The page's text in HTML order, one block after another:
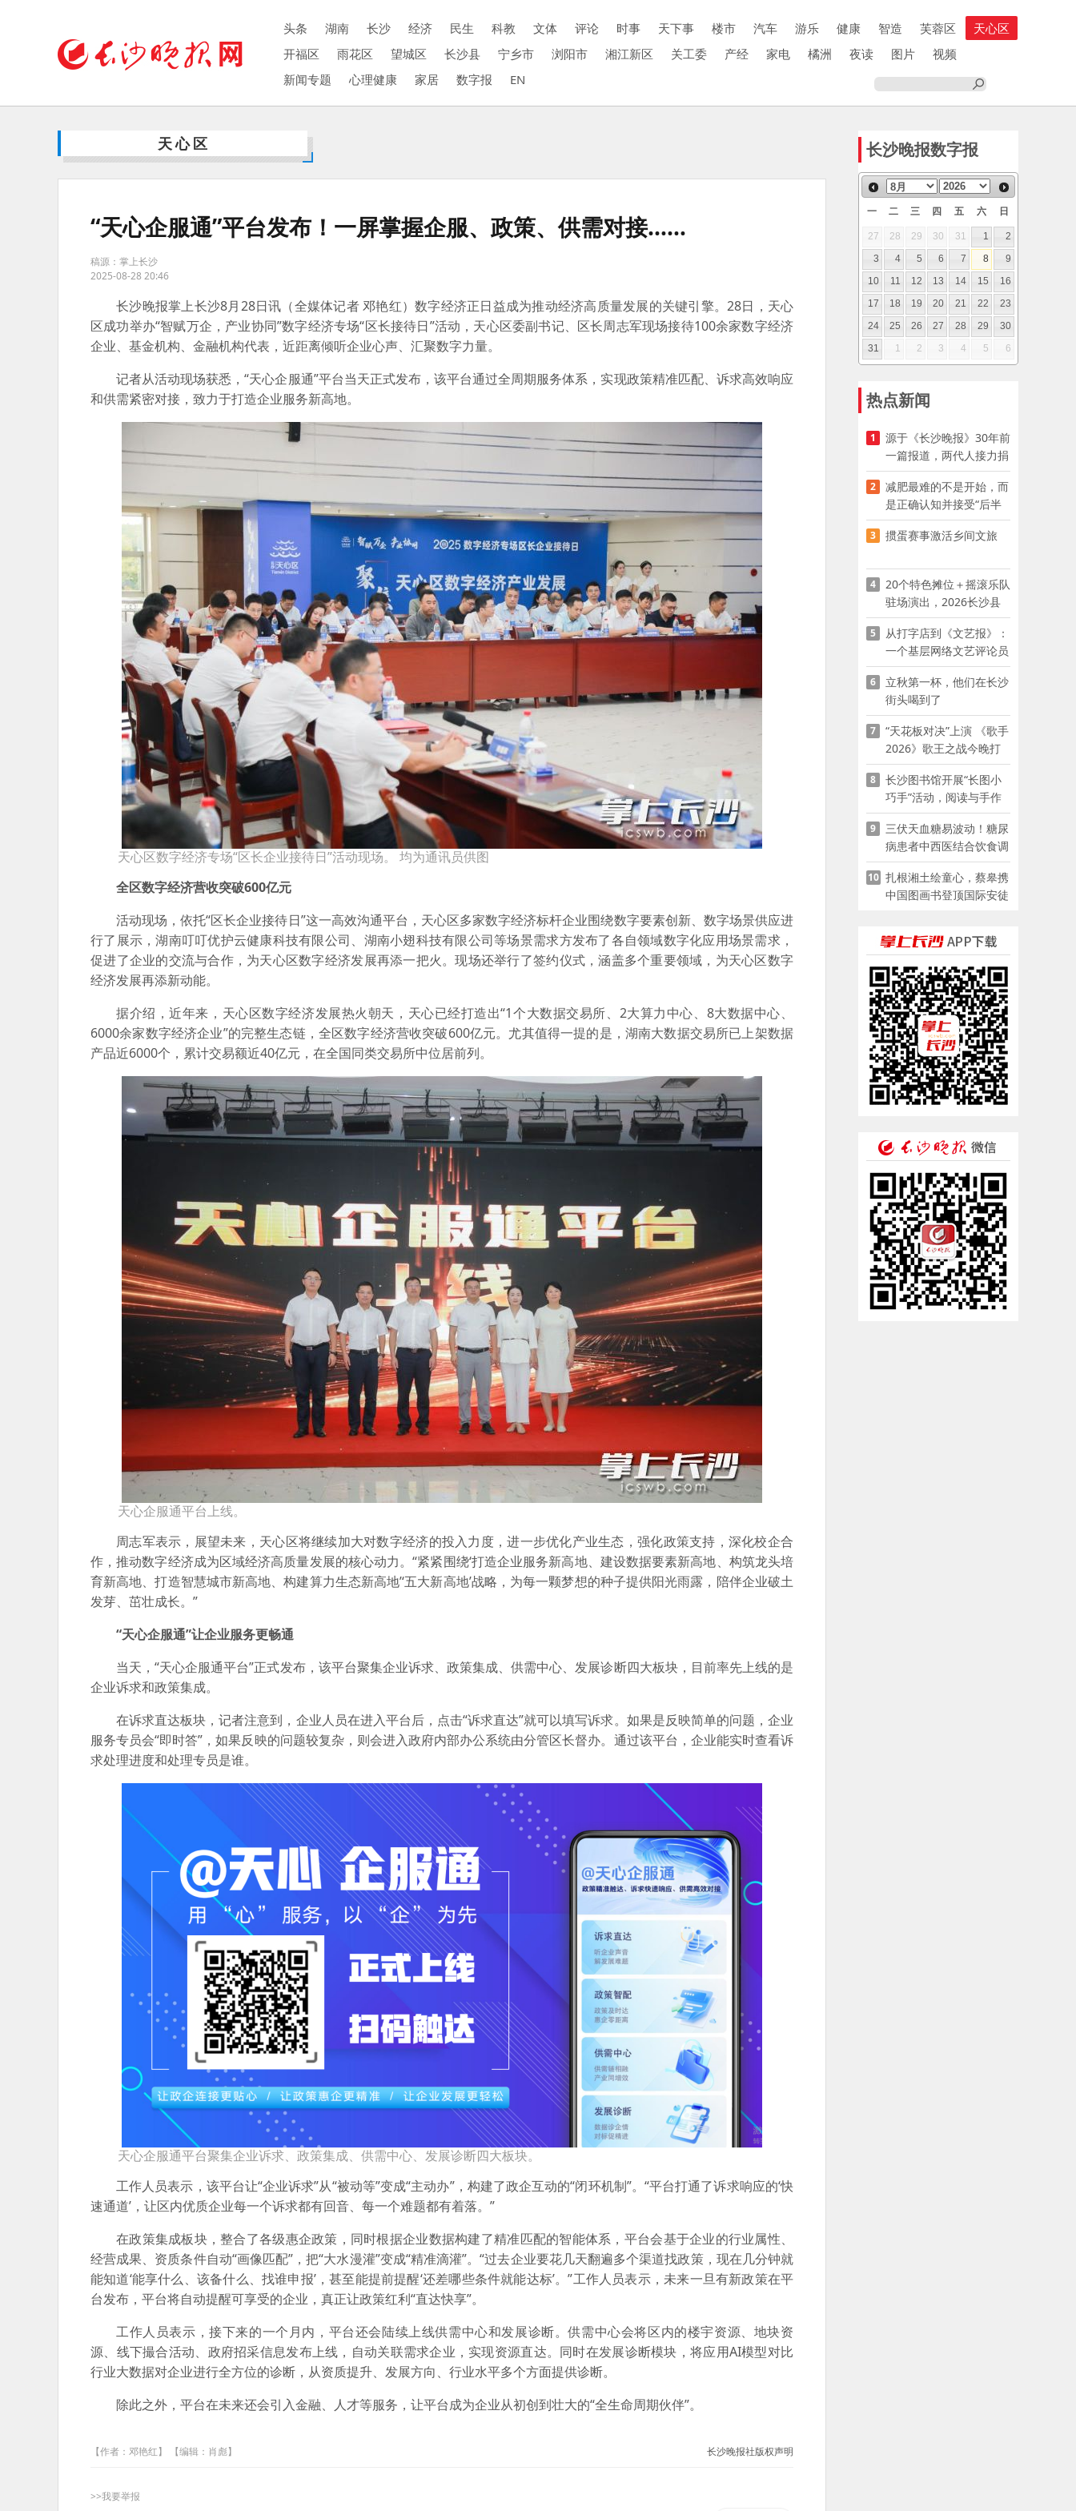
头条 湖南 长沙 经济 民生 科教 文体 评论 时事 天下事 楼市 汽车 游乐 健康 智造 芙蓉区
天心区
开福区
雨花区 望城区 长沙县 宁乡市 浏阳市 湘江新区 关工委 产经 家电 橘洲 夜读 图片
视频
新闻专题
心理健康 家居 数字报 EN
天心区
“天心企服通”平台发布！一屏掌握企服、政策、供需对接……
稿源：掌上长沙
2025-08-28 20:46
长沙晚报掌上长沙8月28日讯（全媒体记者 邓艳红）数字经济正日益成为推动经济高质量发展的关键引擎。28日，天心
区成功举办“智赋万企，产业协同”数字经济专场“区长接待日”活动，天心区委副书记、区长周志军现场接待100余家数字经济
企业、基金机构、金融机构代表，近距离倾听企业心声、汇聚数字力量。
记者从活动现场获悉，“天心企服通”平台当天正式发布，该平台通过全周期服务体系，实现政策精准匹配、诉求高效响应
和供需紧密对接，致力于打造企业服务新高地。
天心区数字经济专场“区长企业接待日”活动现场。 均为通讯员供图
全区数字经济营收突破600亿元
活动现场，依托“区长企业接待日”这一高效沟通平台，天心区多家数字经济标杆企业围绕数字要素创新、数字场景供应进
行了展示，湖南叮叮优护云健康科技有限公司、湖南小翅科技有限公司等场景需求方发布了各自领域数字化应用场景需求，
促进了企业的交流与合作，为天心区数字经济发展再添一把火。现场还举行了签约仪式，涵盖多个重要领域，为天心区数字
经济发展再添新动能。
据介绍，近年来，天心区数字经济发展热火朝天，天心已经打造出“1个大数据交易所、2大算力中心、8大数据中心、
6000余家数字经济企业”的完整生态链，全区数字经济营收突破600亿元。尤其值得一提的是，湖南大数据交易所已上架数据
产品近6000个，累计交易额近40亿元，在全国同类交易所中位居前列。
天心企服通平台上线。
周志军表示，展望未来，天心区将继续加大对数字经济的投入力度，进一步优化产业生态，强化政策支持，深化校企合
作，推动数字经济成为区域经济高质量发展的核心动力。“紧紧围绕‘打造企业服务新高地、建设数据要素新高地、构筑龙头培
育新高地、打造智慧城市新高地、构建算力生态新高地’‘五大新高地’战略，为每一颗梦想的种子提供阳光雨露，陪伴企业破土
发芽、茁壮成长。”
“天心企服通”让企业服务更畅通
当天，“天心企服通平台”正式发布，该平台聚集企业诉求、政策集成、供需中心、发展诊断四大板块，目前率先上线的是
企业诉求和政策集成。
在诉求直达板块，记者注意到，企业人员在进入平台后，点击“诉求直达”就可以填写诉求。如果是反映简单的问题，企业
服务专员会“即时答”，如果反映的问题较复杂，则会进入政府内部办公系统由分管区长督办。通过该平台，企业能实时查看诉
求处理进度和处理专员是谁。
天心企服通平台聚集企业诉求、政策集成、供需中心、发展诊断四大板块。
工作人员表示，该平台让“企业诉求”从“被动等”变成“主动办”，构建了政企互动的“闭环机制”。“平台打通了诉求响应的‘快
速通道’，让区内优质企业每一个诉求都有回音、每一个难题都有着落。”
在政策集成板块，整合了各级惠企政策，同时根据企业数据构建了精准匹配的智能体系，平台会基于企业的行业属性、
经营成果、资质条件自动“画像匹配”，把“大水漫灌”变成“精准滴灌”。“过去企业要花几天翻遍多个渠道找政策，现在几分钟就
能知道‘能享什么、该备什么、找谁申报’，甚至能提前提醒‘还差哪些条件就能达标’。”工作人员表示，未来一旦有新政策在平
台发布，平台将自动提醒可享受的企业，真正让政策红利“直达快享”。
工作人员表示，接下来的一个月内，平台还会陆续上线供需中心和发展诊断。供需中心会将区内的楼宇资源、地块资
源、线下撮合活动、政府招采信息发布上线，自动关联需求企业，实现资源直达。同时在发展诊断模块，将应用AI模型对比
行业大数据对企业进行全方位的诊断，从资质提升、发展方向、行业水平多个方面提供诊断。
除此之外，平台在未来还会引入金融、人才等服务，让平台成为企业从初创到壮大的“全生命周期伙伴”。
【作者：邓艳红】 【编辑：肖彪】 长沙晚报社版权声明
>>我要举报
长沙晚报数字报
一 二 三 四 五 六 日
27 28 29 30 31 1
2
3
4 5 6 7 8
9
10
11 12 13 14 15
16
17
18 19 20 21 22
23
24
25 26 27 28 29
30
31
1 2 3 4 5 6
热点新闻
1
源于《长沙晚报》30年前
一篇报道，两代人接力捐
资助学
2
减肥最难的不是开始，而
是正确认知并接受“后半
程”
3 掼蛋赛事激活乡间文旅
4
20个特色摊位＋摇滚乐队
驻场演出，2026长沙县
夜市嘉年华启幕
5
从打字店到《文艺报》：
一个基层网络文艺评论员
的突围
6
立秋第一杯，他们在长沙
街头喝到了
7
“天花板对决”上演 《歌手
2026》歌王之战今晚打
响
8
长沙图书馆开展“长图小
巧手”活动，阅读与手作
赋能少儿暑期成长
9
三伏天血糖易波动！糖尿
病患者中西医结合饮食调
养指南
10 扎根湘土绘童心，蔡皋携
中国图画书登顶国际安徒